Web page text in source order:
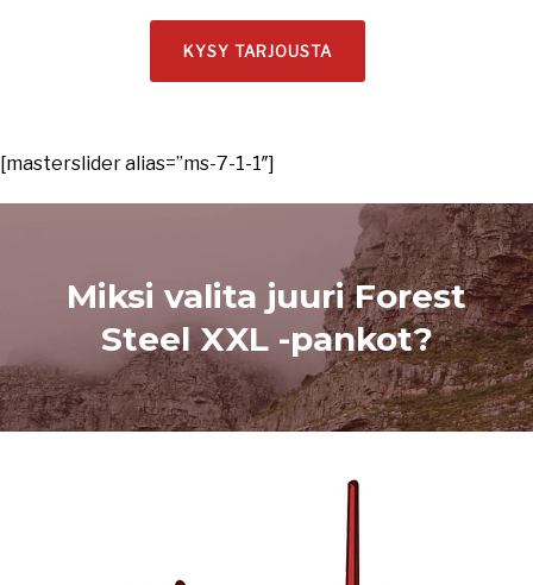
KYSY TARJOUSTA
[masterslider alias=”ms-7-1-1″]
Miksi valita juuri Forest
Steel XXL -pankot?